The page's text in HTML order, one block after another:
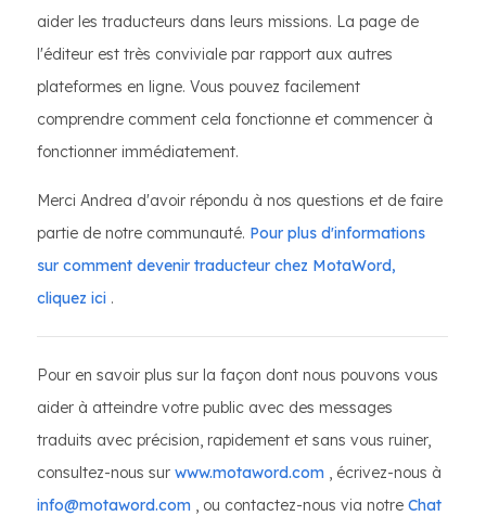
aider les traducteurs dans leurs missions. La page de
l'éditeur est très conviviale par rapport aux autres
plateformes en ligne. Vous pouvez facilement
comprendre comment cela fonctionne et commencer à
fonctionner immédiatement.
Merci Andrea d'avoir répondu à nos questions et de faire
partie de notre communauté. Pour plus d'informations
sur comment devenir traducteur chez MotaWord,
cliquez ici .
Pour en savoir plus sur la façon dont nous pouvons vous
aider à atteindre votre public avec des messages
traduits avec précision, rapidement et sans vous ruiner,
consultez-nous sur www.motaword.com , écrivez-nous à
info@motaword.com , ou contactez-nous via notre Chat